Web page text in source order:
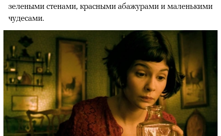
зелеными стенами, красными абажурами и маленькими
чудесами.